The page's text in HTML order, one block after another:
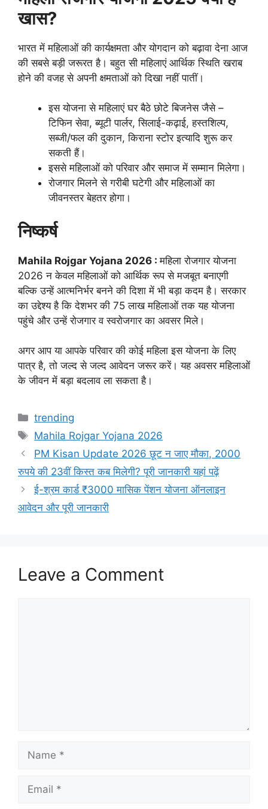
खास?
भारत में महिलाओं की कार्यक्षमता और योगदान को बढ़ावा देना आज
की सबसे बड़ी जरूरत है। बहुत सी महिलाएं आर्थिक स्थिति खराब
होने की वजह से अपनी क्षमताओं को दिखा नहीं पातीं।
इस योजना से महिलाएं घर बैठे छोटे बिजनेस जैसे –
टिफिन सेवा, ब्यूटी पार्लर, सिलाई-कढ़ाई, हस्तशिल्प,
सब्जी/फल की दुकान, किराना स्टोर इत्यादि शुरू कर
सकती हैं।
इससे महिलाओं को परिवार और समाज में सम्मान मिलेगा।
रोजगार मिलने से गरीबी घटेगी और महिलाओं का
जीवनस्तर बेहतर होगा।
निष्कर्ष
Mahila Rojgar Yojana 2026 :महिला रोजगार योजना
2026 न केवल महिलाओं को आर्थिक रूप से मजबूत बनाएगी
बल्कि उन्हें आत्मनिर्भर बनने की दिशा में भी बड़ा कदम है। सरकार
का उद्देश्य है कि देशभर की 75 लाख महिलाओं तक यह योजना
पहुंचे और उन्हें रोजगार व स्वरोजगार का अवसर मिले।
अगर आप या आपके परिवार की कोई महिला इस योजना के लिए
पात्र है, तो जल्द से जल्द आवेदन जरूर करें। यह अवसर महिलाओं
के जीवन में बड़ा बदलाव ला सकता है।
Categories
trending
Tags
Mahila Rojgar Yojana 2026
PM Kisan Update 2026 छूट न जाए मौका, 2000
रुपये की 23वीं किस्त कब मिलेगी? पूरी जानकारी यहां पढ़ें
ई-श्रम कार्ड ₹3000 मासिक पेंशन योजना ऑनलाइन
आवेदन और पूरी जानकारी
Leave a Comment
Name
Email